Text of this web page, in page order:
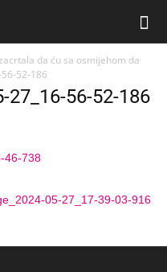
da ću sa osmijehom da
52-186
27_16-56-52-186